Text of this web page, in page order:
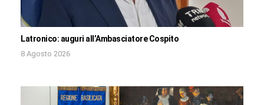
Latronico: auguri all’Ambasciatore Cospito
8 Agosto 2026